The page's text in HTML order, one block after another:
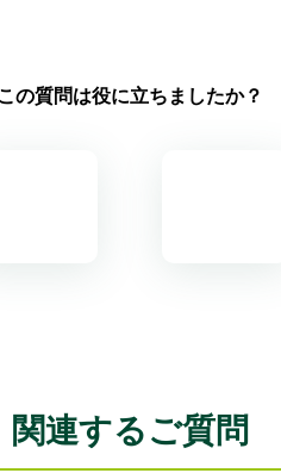
の質問は役に立ちましたか？
関連するご質問